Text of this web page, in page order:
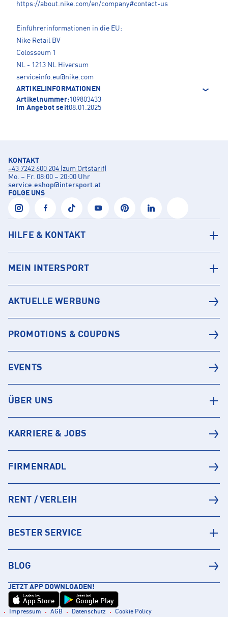
https://about.nike.com/en/company#contact-us
Einführerinformationen in die EU:
Nike Retail BV
Colosseum 1
NL - 1213 NL Hiversum
serviceinfo.eu@nike.com
ARTIKELINFORMATIONEN
Artikelnummer:109803433
Im Angebot seit08.01.2025
KONTAKT
+43 7242 600 204 (zum Ortstarif)
Mo. – Fr. 08:00 – 20:00 Uhr
service.eshop@intersport.at
FOLGE UNS
HILFE & KONTAKT
MEIN INTERSPORT
AKTUELLE WERBUNG
PROMOTIONS & COUPONS
EVENTS
ÜBER UNS
KARRIERE & JOBS
FIRMENRADL
RENT / VERLEIH
BESTER SERVICE
BLOG
JETZT APP DOWNLOADEN!
Laden im
App Store
Jetzt bei
Google Play
Impressum AGB Datenschutz Cookie Policy